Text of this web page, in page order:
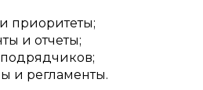
приоритеты;
и отчеты;
и регламенты.